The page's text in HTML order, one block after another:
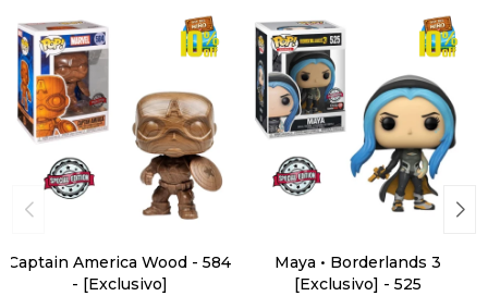
Captain America Wood - 584
- [Exclusivo]
Maya • Borderlands 3
[Exclusivo] - 525